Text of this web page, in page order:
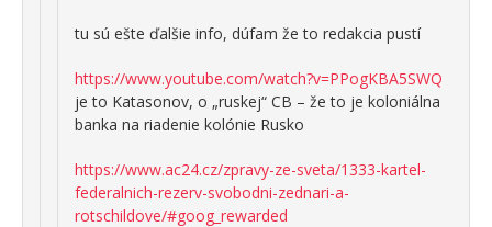
tu sú ešte ďalšie info, dúfam že to redakcia pustí
https://www.youtube.com/watch?v=PPogKBA5SWQ
je to Katasonov, o „ruskej“ CB – že to je koloniálna
banka na riadenie kolónie Rusko
https://www.ac24.cz/zpravy-ze-sveta/1333-kartel-
federalnich-rezerv-svobodni-zednari-a-
rotschildove/#goog_rewarded